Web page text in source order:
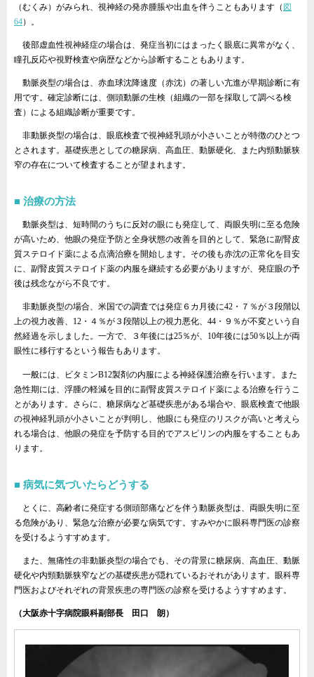
（むくみ）がみられ、視神経の発赤腫脹や出血を伴うこともあります（ 図
64）。
後部虚血性視神経症の場合は、発症当初にはまったく眼底に異常がなく、
瞳孔反応や視野検査や病歴などから診断することもあります。
動脈炎型の場合は、赤血球沈降速度（赤沈）の著しい亢進が早期診断に有
用です。確定診断には、側頭動脈の生検（組織の一部を採取して調べる検
査）による組織診断が重要です。
非動脈炎型の場合は、眼底検査で視神経乳頭が小さいことが特徴のひとつ
とされます。基礎疾患としての糖尿病、高血圧、動脈硬化、また内頸動脈狭
窄の存在について検査することが望まれます。
治療の方法
動脈炎型は、短時間のうちに反対の眼にも発症して、両眼失明に至る危険
が高いため、他眼の発症予防と全身状態の改善を目的として、緊急に副腎皮
質ステロイド薬による点滴治療を開始します。その後も赤沈の正常化を目安
に、副腎皮質ステロイド薬の内服を継続する必要がありますが、発症眼の予
後は残念ながら不良です。
非動脈炎型の場合、米国での調査では発症６カ月後に42・７％が３段階以
上の視力改善、12・４％が３段階以上の視力悪化、44・９％が不変という自
然経過を示しました。一方で、３年後には25％が、10年後には50％以上が両
眼性に移行するという報告もあります。
一般には、ビタミンB12製剤の内服による神経保護治療を行います。また
急性期には、浮腫の軽減を目的に副腎皮質ステロイド薬による治療を行うこ
とがあります。さらに、糖尿病など基礎疾患がある場合や、眼底検査で他眼
の視神経乳頭が小さいことが判明し、他眼にも発症のリスクが高いと考えら
れる場合は、他眼の発症を予防する目的でアスピリンの内服をすることもあ
ります。
病気に気づいたらどうする
とくに、高齢者に発症する側頭部痛などを伴う動脈炎型は、両眼失明に至
る危険があり、緊急な治療が必要な病気です。すみやかに眼科専門医の診察
を受けるようすすめます。
また、無痛性の非動脈炎型の場合でも、その背景に糖尿病、高血圧、動脈
硬化や内頸動脈狭窄などの基礎疾患が隠れているおそれがあります。眼科専
門医およびそれぞれの背景疾患の専門医の診察を受けるようすすめます。
（大阪赤十字病院眼科副部長 田口 朗）